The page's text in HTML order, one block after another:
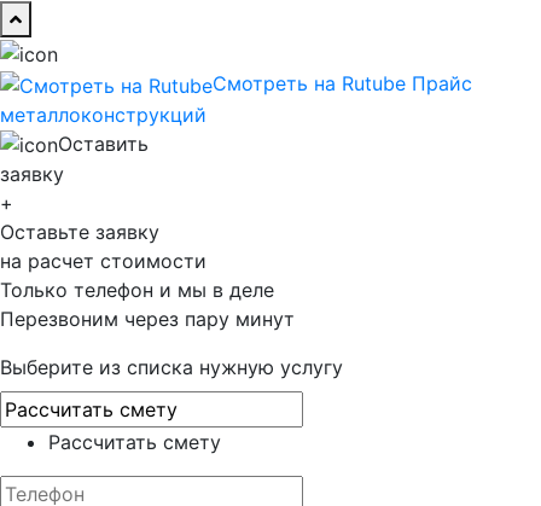
Смотреть на Rutube Прайс
металло­конструкций
Оставить
заявку
+
Оставьте заявку
на расчет стоимости
Только телефон и мы в деле
Перезвоним через пару минут
Выберите из списка нужную услугу
Рассчитать смету